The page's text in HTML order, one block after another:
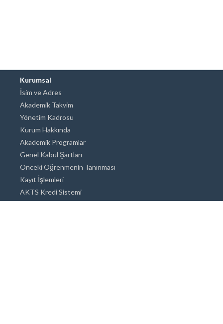
Kurumsal
İsim ve Adres
Akademik Takvim
Yönetim Kadrosu
Kurum Hakkında
Akademik Programlar
Genel Kabul Şartları
Önceki Öğrenmenin Tanınması
Kayıt İşlemleri
AKTS Kredi Sistemi